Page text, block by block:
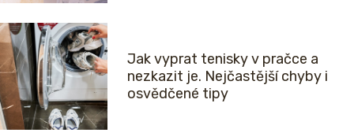
Jak vyprat tenisky v pračce a
nezkazit je. Nejčastější chyby i
osvědčené tipy